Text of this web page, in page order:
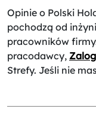
Opinie o Polski
pochodzą od
pracowników
pracodawcy,
Strefy. Jeśli nie